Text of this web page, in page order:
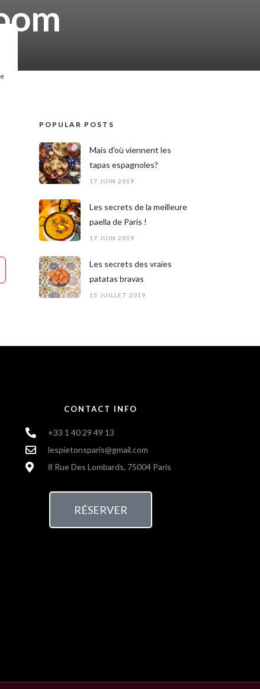
POPULAR POSTS
Mais d'où viennent les
tapas espagnoles?
17 JUIN 2019
Les secrets de la meilleure
paella de Paris !
17 JUIN 2019
Les secrets des vraies
patatas bravas
15 JUILLET 2019
CONTACT INFO
+33 1 40 29 49 13
lespietonsparis@gmail.com
8 Rue Des Lombards, 75004 Paris
RÉSERVER